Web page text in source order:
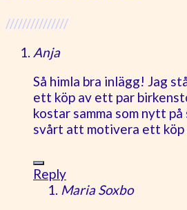
///////////////
Anja
Så himla bra inlägg! Jag
ett köp av ett par
kostar samma som nytt
svårt att motivera ett köp
Reply
Maria Soxbo